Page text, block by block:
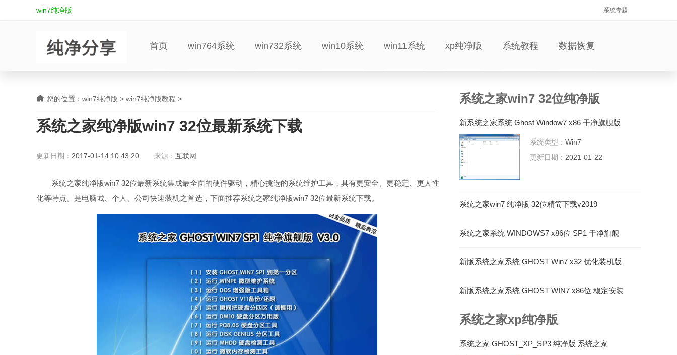
win7纯净版 系统专题
首页 win764系统 win732系统 win10系统 win11系统 xp纯净版 系统教程 数据恢复
您的位置： win7纯净版 > win7纯净版教程 >
系统之家纯净版win7 32位最新系统下载
更新日期： 2017-01-14 10:43:20 来源： 互联网
系统之家纯净版win7 32位最新系统集成最全面的硬件驱动，精心挑选的系统维护工具，具有更安全、更稳定、更人性
化等特点。是电脑城、个人、公司快速装机之首选，下面推荐系统之家纯净版win7 32位最新系统下载。
系统之家win7 32位纯净版
新系统之家系统 Ghost Window7 x86 干净旗舰版
系统类型： Win7
更新日期： 2021-01-22
系统之家win7 纯净版 32位精简下载v2019
系统之家系统 WINDOWS7 x86位 SP1 干净旗舰
新版系统之家系统 GHOST Win7 x32 优化装机版
新版系统之家系统 GHOST WIN7 x86位 稳定安装
系统之家xp纯净版
系统之家 GHOST_XP_SP3 纯净版 系统之家